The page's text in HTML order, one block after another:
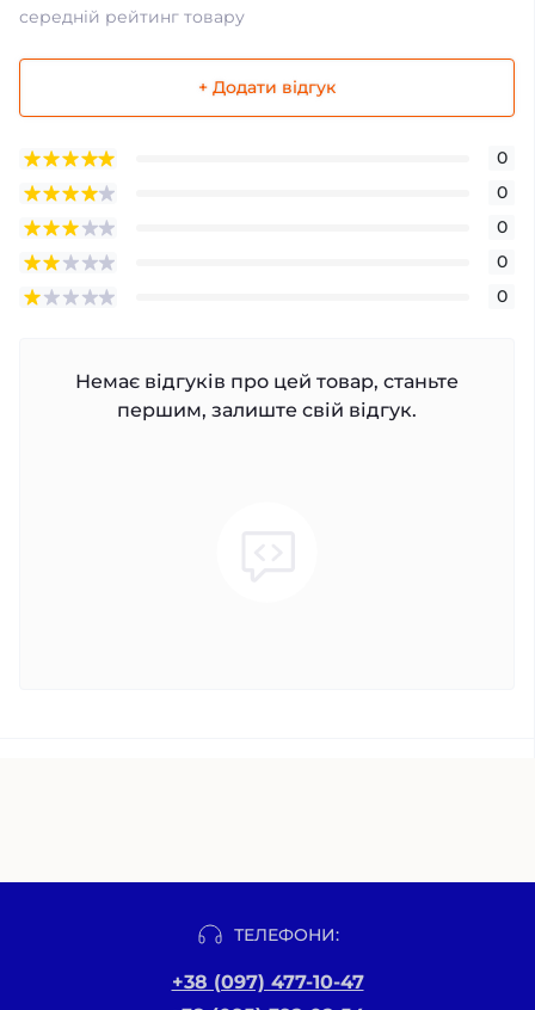
середній рейтинг товару
+ Додати відгук
0
0
0
0
0
Немає відгуків про цей товар, станьте
першим, залиште свій відгук.
ТЕЛЕФОНИ:
+38 (097) 477-10-47